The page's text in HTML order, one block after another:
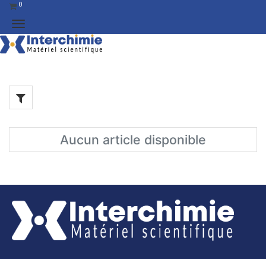
0
Aucun article disponible